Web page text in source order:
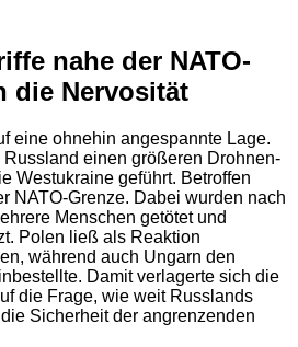
nahe der NATO-
die Nervosität
eine ohnehin angespannte Lage.
einen größeren Drohnen-
Westukraine geführt. Betroffen
NATO-Grenze. Dabei wurden nach
Menschen getötet und
Polen ließ als Reaktion
während auch Ungarn den
Damit verlagerte sich die
die Frage, wie weit Russlands
Sicherheit der angrenzenden